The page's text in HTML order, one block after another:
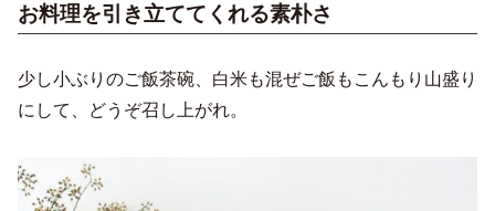
お料理を引き立ててくれる素朴さ
少し小ぶりのご飯茶碗、白米も混ぜご飯もこんもり山盛り
にして、どうぞ召し上がれ。